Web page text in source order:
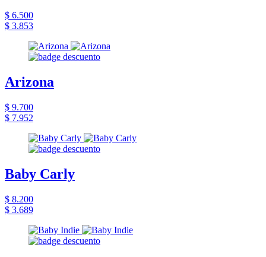
$ 6.500
$ 3.853
Arizona
$ 9.700
$ 7.952
Baby Carly
$ 8.200
$ 3.689